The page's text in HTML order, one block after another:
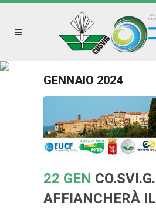
GENNAIO 2024
22 GEN
AFFIANCHERÀ